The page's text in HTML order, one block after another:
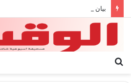
بيان الإتحاد الوطنى العام لعمال ليبيا